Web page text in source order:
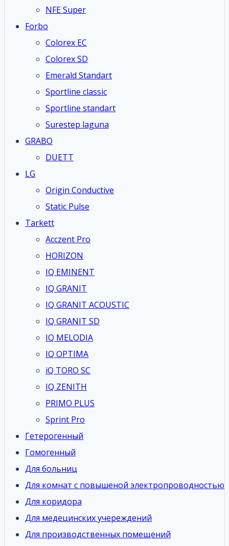
NFE Super
Forbo
Colorex EC
Colorex SD
Emerald Standart
Sportline classic
Sportline standart
Surestep laguna
GRABO
DUETT
LG
Origin Conductive
Static Pulse
Tarkett
Acczent Pro
HORIZON
IQ EMINENT
IQ GRANIT
IQ GRANIT ACOUSTIC
IQ GRANIT SD
IQ MELODIA
IQ OPTIMA
iQ TORO SC
IQ ZENITH
PRIMO PLUS
Sprint Pro
Гетерогенный
Гомогенный
Для больниц
Для комнат с повышеной электропроводностью
Для коридора
Для медецинских учереждений
Для производственных помещений